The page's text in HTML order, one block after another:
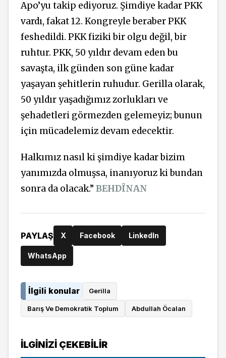
Apo’yu takip ediyoruz. Şimdiye kadar PKK
vardı, fakat 12. Kongreyle beraber PKK
feshedildi. PKK fiziki bir olgu değil, bir
ruhtur. PKK, 50 yıldır devam eden bu
savaşta, ilk günden son güne kadar
yaşayan şehitlerin ruhudur. Gerilla olarak,
50 yıldır yaşadığımız zorlukları ve
şehadetleri görmezden gelemeyiz; bunun
için mücadelemiz devam edecektir.
Halkımız nasıl ki şimdiye kadar bizim
yanımızda olmuşsa, inanıyoruz ki bundan
sonra da olacak.” BEHDÎNAN
PAYLAŞ X Facebook LinkedIn
WhatsApp
İlgili konular Gerilla
Barış Ve Demokratik Toplum Abdullah Öcalan
İLGINIZI ÇEKEBILIR